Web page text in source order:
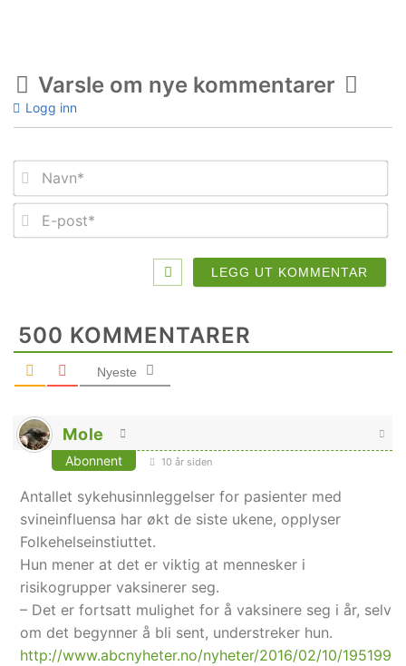
Varsle om nye kommentarer
Logg inn
E-
500 KOMMENTARER
Nyeste
Mole
Abonnent 10 år siden
Antallet sykehusinnleggelser for pasienter med
svineinfluensa har økt de siste ukene, opplyser
Folkehelseinstiuttet.
Hun mener at det er viktig at mennesker i
risikogrupper vaksinerer seg.
– Det er fortsatt mulighet for å vaksinere seg i år, selv
om det begynner å bli sent, understreker hun.
http://www.abcnyheter.no/nyheter/2016/02/10/195199